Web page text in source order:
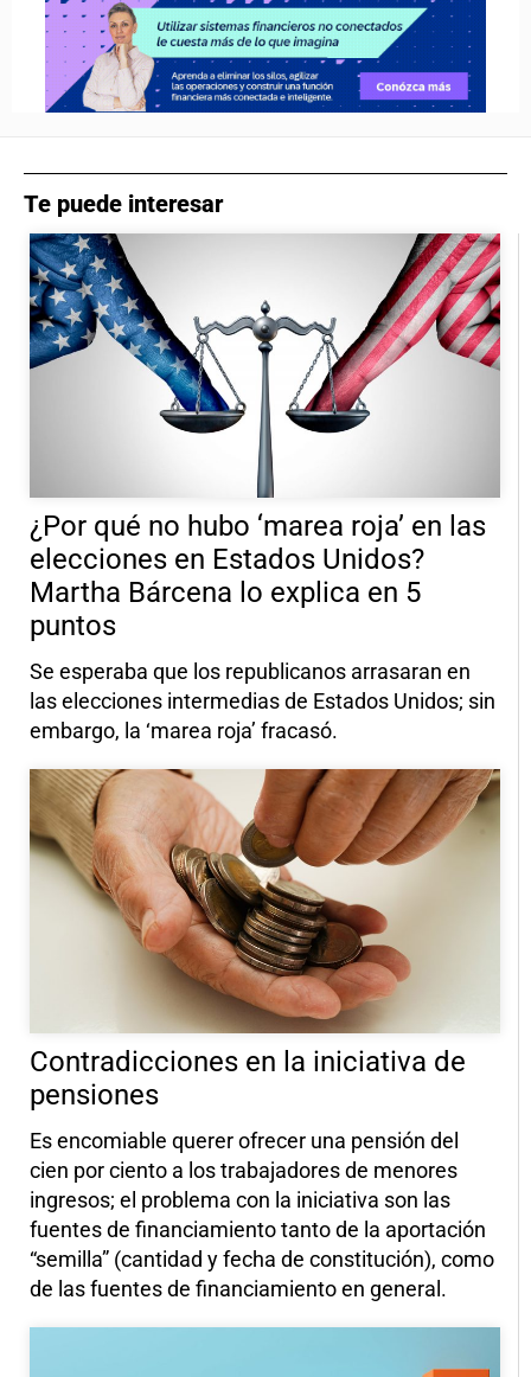
Te puede interesar
¿Por qué no hubo ‘marea roja’ en las
elecciones en Estados Unidos?
Martha Bárcena lo explica en 5
puntos
Se esperaba que los republicanos arrasaran en
las elecciones intermedias de Estados Unidos; sin
embargo, la ‘marea roja’ fracasó.
Contradicciones en la iniciativa de
pensiones
Es encomiable querer ofrecer una pensión del
cien por ciento a los trabajadores de menores
ingresos; el problema con la iniciativa son las
fuentes de financiamiento tanto de la aportación
“semilla” (cantidad y fecha de constitución), como
de las fuentes de financiamiento en general.